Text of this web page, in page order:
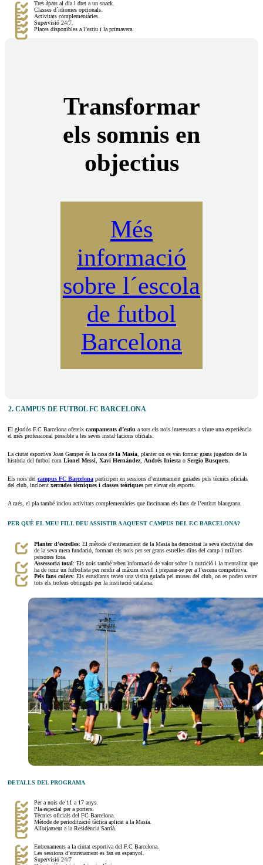
Tres àpats al dia i dret a un snack.
Classes d´idiomes opcionals.
Activitats complementàries.
Supervisió 24/7.
Places disponibles a l’estiu i la primavera.
Transformar
els somnis en
objectius
Més
informació
sobre l´escola
de futbol
Barcelona
2. CAMPUS DE FUTBOL FC BARCELONA
El gloriós F.C Barcelona ofereix campaments d’estiu a tots els nois interessats a viure una experiència
el més professional possible a les seves instal·lacions oficials.
La ciutat esportiva Joan Gamper és la casa de la Masia , planter on es van formar grans jugadors de la
història del futbol com Lionel Messi Xavi Hernández, Andrés Iniesta o Sergio Busquets
Els nois del campus FC Barcelona participen en sessions d’entrenament guiades pels tècnics oficials
del club, incloent xerrades tècniques i classes teòriques per elevar els esports.
A més, el pla també inclou activitats complementàries que fascinaran els fans de l’entitat blaugrana.
PER QUÈ EL MEU FILL DEU ASSISTIR A AQUEST CAMPUS DEL F.C BARCELONA?
Planter d’estrelles: El mètode d’entrenament de la Masia ha demostrat la seva efectivitat des
de la seva mera fundació, formant els nois per ser grans estrelles dins del camp i millors
persones fora.
Assessoria total: Els nois també reben informació de valor sobre la nutrició i la mentalitat que
ha de tenir un futbolista per rendir al màxim nivell i preparar-se per a l’escena competitiva.
Pels fans culers: Els estudiants tenen una visita guiada pel museu del club, on es poden veure
tots els trofeus obtinguts per la institució catalana.
DETALLS DEL PROGRAMA
Per a nois de 11 a 17 anys.
Pla especial per a porters.
Tècnics oficials del FC Barcelona.
Mètode de periodització tàctica aplicat a la Masia.
Allotjament a la Residència Sarrià.
Entrenaments a la ciutat esportiva del F.C Barcelona.
Les sessions d’entrenament es fan en espanyol.
Supervisió 24/7